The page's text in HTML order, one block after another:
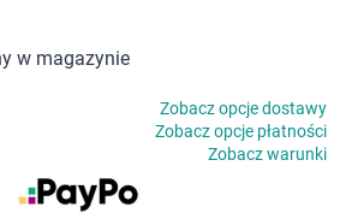
w magazynie
Zobacz opcje dostawy
Zobacz opcje płatności
Zobacz warunki